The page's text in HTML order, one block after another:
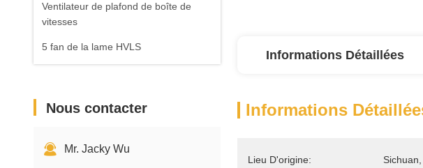
Ventilateur de plafond de boîte de
vitesses
5 fan de la lame HVLS
Nous contacter
Mr. Jacky Wu
Informations Détaillées
Informations
Lieu D'origine: